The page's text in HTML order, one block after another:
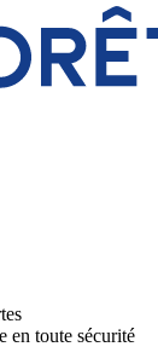
en toute sécurité